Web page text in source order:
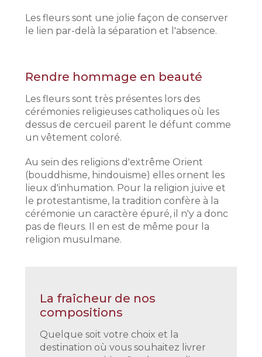
Les fleurs sont une jolie façon de conserver
le lien par-delà la séparation et l'absence.
Rendre hommage en beauté
Les fleurs sont très présentes lors des
cérémonies religieuses catholiques où les
dessus de cercueil parent le défunt comme
un vêtement coloré.
Au sein des religions d'extrême Orient
(bouddhisme, hindouisme) elles ornent les
lieux d'inhumation. Pour la religion juive et
le protestantisme, la tradition confère à la
cérémonie un caractère épuré, il n'y a donc
pas de fleurs. Il en est de même pour la
religion musulmane.
La fraîcheur de nos
compositions
Quelque soit votre choix et la
destination où vous souhaitez livrer